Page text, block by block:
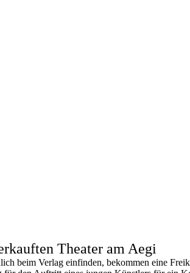
Theater am Aegi
beim Verlag einfinden, bekommen eine